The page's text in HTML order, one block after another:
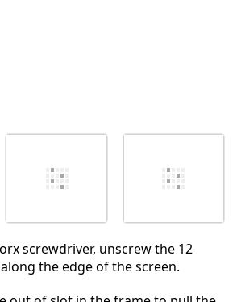
screwdriver, unscrew the 12
the edge of the screen.